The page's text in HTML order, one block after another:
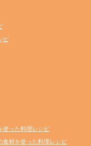
ピ
使った料理レシピ
食材を使った料理レシピ